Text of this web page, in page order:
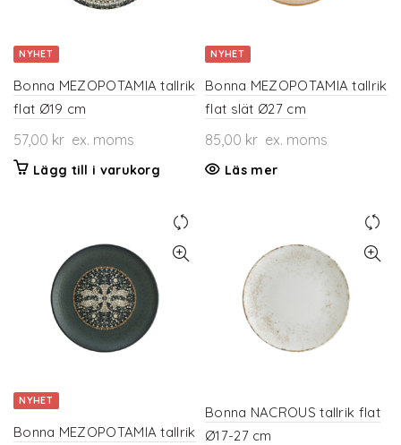
NYHET
Bonna MEZOPOTAMIA tallrik
flat Ø19 cm
57,00 kr ex. moms
Lägg till i varukorg
NYHET
Bonna MEZOPOTAMIA tallrik
flat slät Ø27 cm
85,00 kr ex. moms
Läs mer
NYHET
Bonna MEZOPOTAMIA tallrik
Bonna NACROUS tallrik flat
Ø17-27 cm